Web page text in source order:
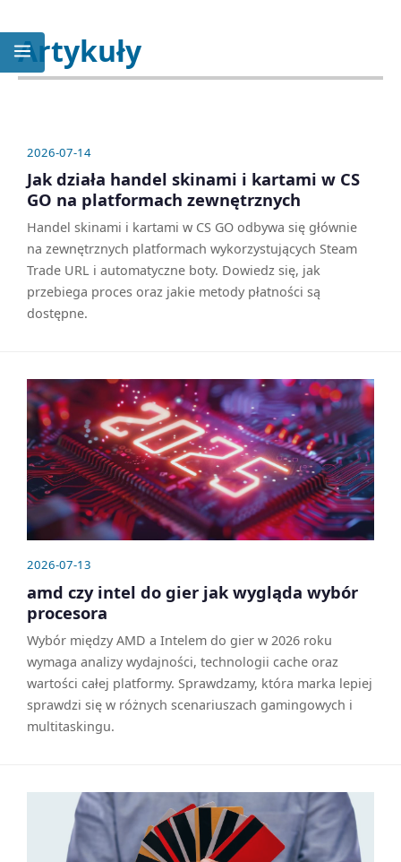
Artykuły
2026-07-14
Jak działa handel skinami i kartami w CS
GO na platformach zewnętrznych
Handel skinami i kartami w CS GO odbywa się głównie
na zewnętrznych platformach wykorzystujących Steam
Trade URL i automatyczne boty. Dowiedz się, jak
przebiega proces oraz jakie metody płatności są
dostępne.
2026-07-13
amd czy intel do gier jak wygląda wybór
procesora
Wybór między AMD a Intelem do gier w 2026 roku
wymaga analizy wydajności, technologii cache oraz
wartości całej platformy. Sprawdzamy, która marka lepiej
sprawdzi się w różnych scenariuszach gamingowych i
multitaskingu.